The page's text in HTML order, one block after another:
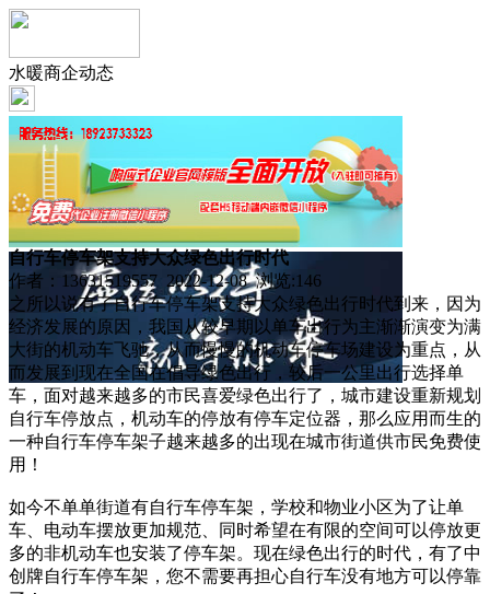
水暖商企动态
自行车停车架支持大众绿色出行时代
作者：13631519557 2022-12-08 浏览:146
之所以说有了自行车停车架支持大众绿色出行时代到来，因为
经济发展的原因，我国从较早期以单车出行为主渐渐演变为满
大街的机动车飞驰，从而慢慢的机动车停车场建设为重点，从
而发展到现在全国在倡导绿色出行，较后一公里出行选择单
车，面对越来越多的市民喜爱绿色出行了，城市建设重新规划
自行车停放点，机动车的停放有停车定位器，那么应用而生的
一种自行车停车架子越来越多的出现在城市街道供市民免费使
用！
如今不单单街道有自行车停车架，学校和物业小区为了让单
车、电动车摆放更加规范、同时希望在有限的空间可以停放更
多的非机动车也安装了停车架。现在绿色出行的时代，有了中
创牌自行车停车架，您不需要再担心自行车没有地方可以停靠